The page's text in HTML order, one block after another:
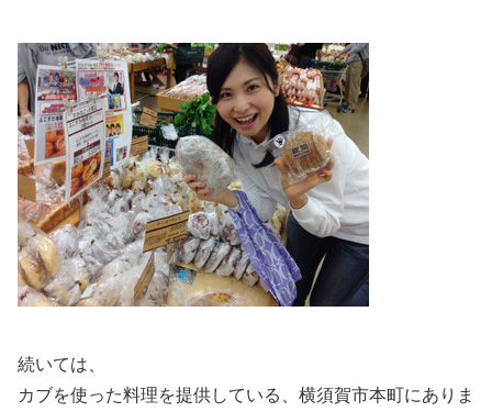
続いては、
カブを使った料理を提供している、横須賀市本町にありま